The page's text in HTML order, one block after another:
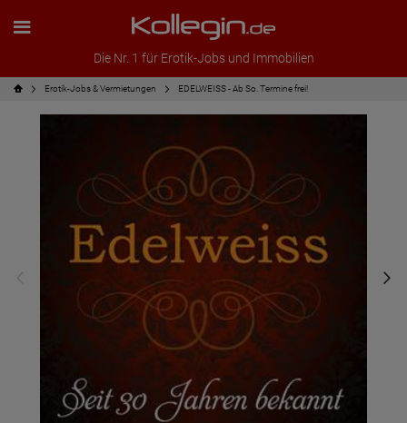
Die Nr. 1 für Erotik-Jobs und Immobilien
Erotik-Jobs & Vermietungen EDELWEISS - Ab So. Termine frei!